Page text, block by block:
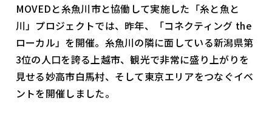
MOVEDと糸魚川市と協働して実施した「糸と魚と
川」プロジェクトでは、昨年、「コネクティング the
ローカル」を開催。糸魚川の隣に面している新潟県第
3位の人口を誇る上越市、観光で非常に盛り上がりを
見せる妙高市白馬村、そして東京――エリアをつなぐイベ
ントを開催しました。